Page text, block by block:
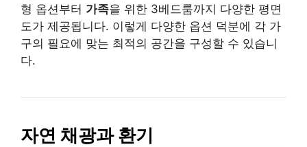
형 옵션부터 가족을 위한 3베드룸까지 다양한 평면
도가 제공됩니다. 이렇게 다양한 옵션 덕분에 각 가
구의 필요에 맞는 최적의 공간을 구성할 수 있습니
다.
자연 채광과 환기